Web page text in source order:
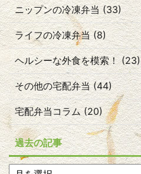
ニップンの冷凍弁当 (33)
ライフの冷凍弁当 (8)
ヘルシーな外食を模索！ (23)
その他の宅配弁当 (44)
宅配弁当コラム (20)
過去の記事